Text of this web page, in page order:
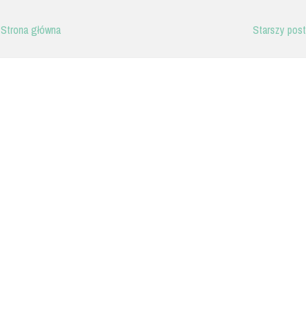
Starszy post
Strona główna